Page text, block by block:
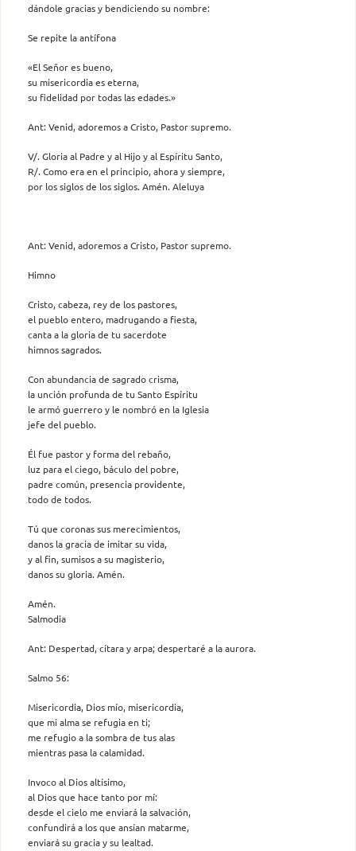
dándole gracias y bendiciendo su nombre:
Se repite la antífona
«El Señor es bueno,
su misericordia es eterna,
su fidelidad por todas las edades.»
Ant: Venid, adoremos a Cristo, Pastor supremo.
V/. Gloria al Padre y al Hijo y al Espíritu Santo,
R/. Como era en el principio, ahora y siempre,
por los siglos de los siglos. Amén. Aleluya
Ant: Venid, adoremos a Cristo, Pastor supremo.
Himno
Cristo, cabeza, rey de los pastores,
el pueblo entero, madrugando a fiesta,
canta a la gloria de tu sacerdote
himnos sagrados.
Con abundancia de sagrado crisma,
la unción profunda de tu Santo Espíritu
le armó guerrero y le nombró en la Iglesia
jefe del pueblo.
Él fue pastor y forma del rebaño,
luz para el ciego, báculo del pobre,
padre común, presencia providente,
todo de todos.
Tú que coronas sus merecimientos,
danos la gracia de imitar su vida,
y al fin, sumisos a su magisterio,
danos su gloria. Amén.
Amén.
Salmodia
Ant: Despertad, cítara y arpa; despertaré a la aurora.
Salmo 56:
Misericordia, Dios mío, misericordia,
que mi alma se refugia en ti;
me refugio a la sombra de tus alas
mientras pasa la calamidad.
Invoco al Dios altísimo,
al Dios que hace tanto por mí:
desde el cielo me enviará la salvación,
confundirá a los que ansían matarme,
enviará su gracia y su lealtad.